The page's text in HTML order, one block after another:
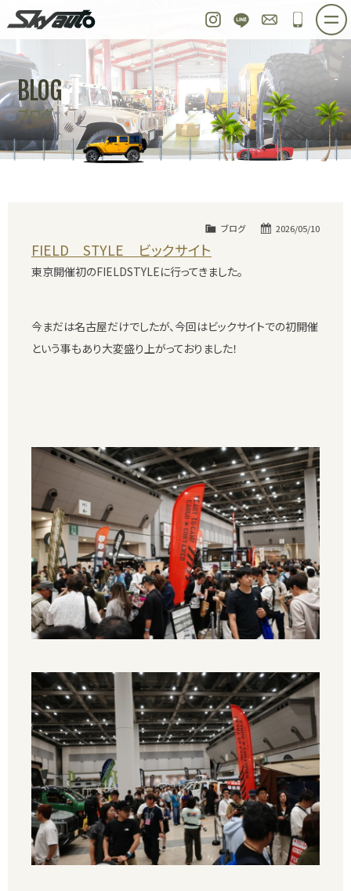
Instagram
LINE お問い合わせ
048-
ホーム 在庫車情報 ご購入プラン
整備作業実例 パーツ販売 買取＆オーダー
店舗紹介 工場紹介 会社概要
スタッフ紹介 求人情報 公式ブログ
BLOG
ブログ
2026/05/10
ブログ
FIELD STYLE ビックサイト
東京開催初のFIELDSTYLEに行ってきました。
今まだは名古屋だけでしたが、今回はビックサイトでの初開催
という事もあり大変盛り上がっておりました！